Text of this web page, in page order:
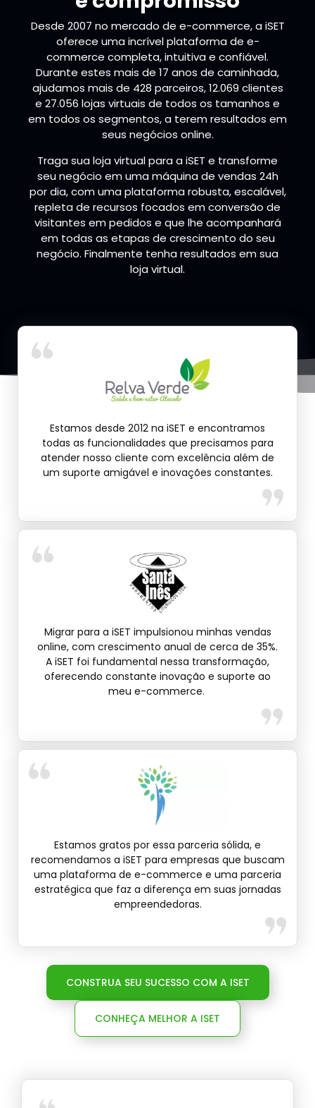
Desde 2007 no mercado de e-commerce, a iSET
oferece uma incrível plataforma de e-
commerce completa, intuitiva e confiável.
Durante estes mais de 17 anos de caminhada,
ajudamos mais de 428 parceiros, 12.069 clientes
e 27.056 lojas virtuais de todos os tamanhos e
em todos os segmentos, a terem resultados em
seus negócios online.
Traga sua loja virtual para a iSET e transforme
seu negócio em uma máquina de vendas 24h
por dia, com uma plataforma robusta, escalável,
repleta de recursos focados em conversão de
visitantes em pedidos e que lhe acompanhará
em todas as etapas de crescimento do seu
negócio. Finalmente tenha resultados em sua
loja virtual.
Estamos desde 2012 na iSET e encontramos
todas as funcionalidades que precisamos para
atender nosso cliente com excelência além de
um suporte amigável e inovações constantes.
Migrar para a iSET impulsionou minhas vendas
online, com crescimento anual de cerca de 35%.
A iSET foi fundamental nessa transformação,
oferecendo constante inovação e suporte ao
meu e-commerce.
Estamos gratos por essa parceria sólida, e
recomendamos a iSET para empresas que buscam
uma plataforma de e-commerce e uma parceria
estratégica que faz a diferença em suas jornadas
empreendedoras.
CONSTRUA SEU SUCESSO COM A ISET
CONHEÇA MELHOR A ISET